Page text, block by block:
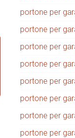
portone per
portone per
portone per
portone per
portone per
portone per
portone per
portone per